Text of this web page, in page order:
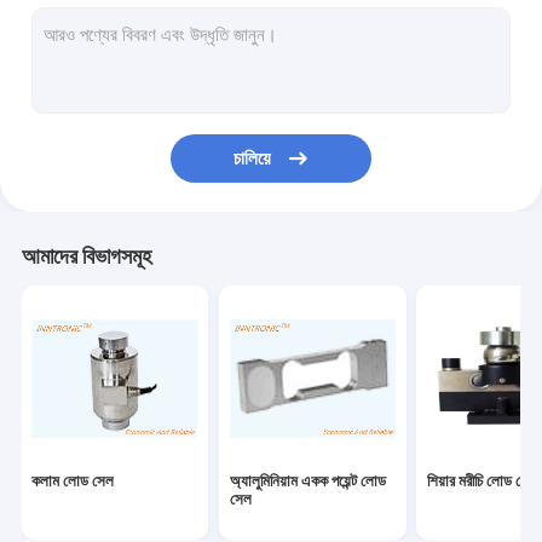
বেলন পরিবাহক স্কেল
স্ট্যাটিক চার্জিং সরঞ্জাম
টিআইজে ইঙ্কজেট প্রিন্টার
চালিয়ে
আমাদের বিভাগসমূহ
কলাম লোড সেল
অ্যালুমিনিয়াম একক পয়েন্ট লোড
সেল
শিয়ার মরীচি লোড সেল